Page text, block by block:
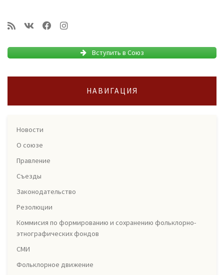
Вступить в Союз
НАВИГАЦИЯ
Новости
О союзе
Правление
Съезды
Законодательство
Резолюции
Коммисия по формированию и сохранению фольклорно-
этнографических фондов
СМИ
Фольклорное движение